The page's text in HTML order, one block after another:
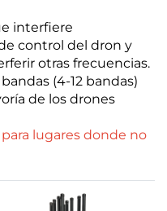
interfiere
control del dron y
otras frecuencias.
(4-12 bandas)
de los drones
lugares donde no